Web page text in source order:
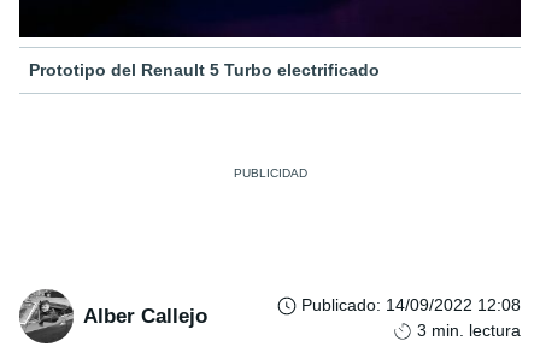
Prototipo del Renault 5 Turbo electrificado
Alber Callejo Publicado: 14/09/2022 12:08
3 min. lectura